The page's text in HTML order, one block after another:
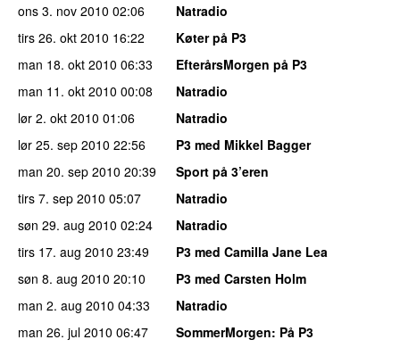
ons 3. nov 2010 02:06
Natradio
tirs 26. okt 2010 16:22
Køter på P3
man 18. okt 2010 06:33
EfterårsMorgen på P3
man 11. okt 2010 00:08
Natradio
lør 2. okt 2010 01:06
Natradio
lør 25. sep 2010 22:56
P3 med Mikkel Bagger
man 20. sep 2010 20:39
Sport på 3’eren
tirs 7. sep 2010 05:07
Natradio
søn 29. aug 2010 02:24
Natradio
tirs 17. aug 2010 23:49
P3 med Camilla Jane Lea
søn 8. aug 2010 20:10
P3 med Carsten Holm
man 2. aug 2010 04:33
Natradio
man 26. jul 2010 06:47 SommerMorgen: På P3